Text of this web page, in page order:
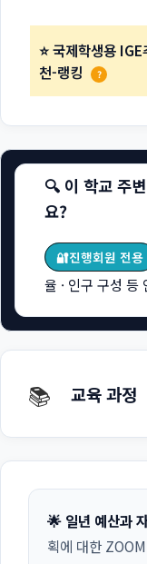
⭐ 국제학생용 IGE
천-랭킹
?
🔍 이 학교 주
요?
🔐진행회원 전용
율 · 인구 구성 등
📚 교육 과정
🌟 일년 예산과
획에 대한